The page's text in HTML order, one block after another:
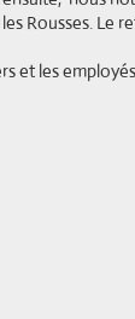
Rousses. Le
et les